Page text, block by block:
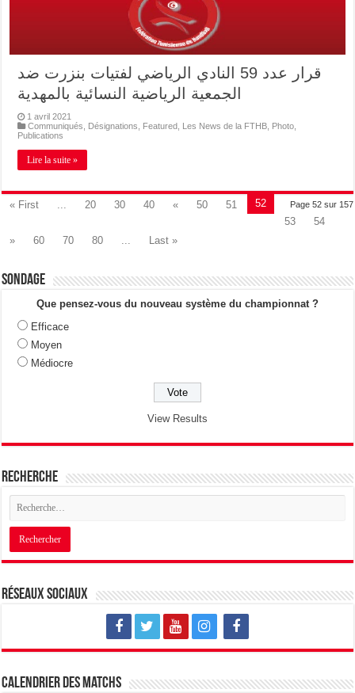
قرار عدد 59 النادي الرياضي لفتيات بنزرت ضد
1 avril 2021
Communiqués
Désignations Featured Les News de la FTHB Photo
Publications
Lire la suite »
Page 52 sur 157
« First ... 20 30 40 « 50 51
52
53
54
»
60 70 80 ... Last »
Sondage
Que pensez-vous du nouveau système du championnat ?
Efficace
Moyen
Médiocre
View Results
Recherche
Réseaux sociaux
Calendrier des matchs